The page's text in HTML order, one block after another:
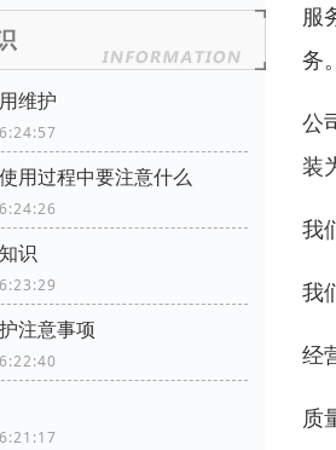
维护
用过程中要注意什么
识
注意事项
服
务
公
装
我
我
经
质